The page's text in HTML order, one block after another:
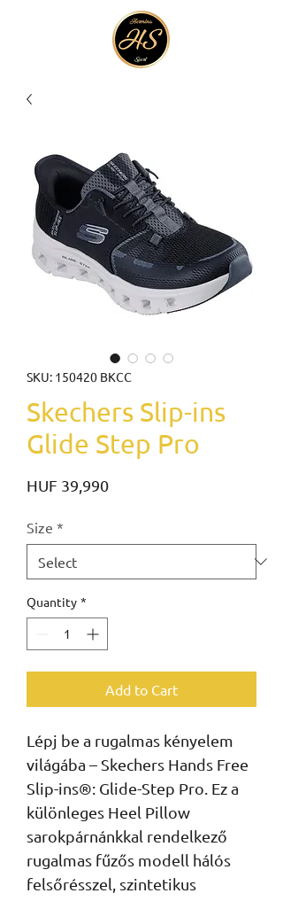
SKU: 150420 BKCC
Skechers Slip-ins
Glide Step Pro
HUF 39,990Price
Size *
Quantity *
Add to Cart
Lépj be a rugalmas kényelem
világába – Skechers Hands Free
Slip-ins®: Glide-Step Pro. Ez a
különleges Heel Pillow
sarokpárnánkkal rendelkező
rugalmas fűzős modell hálós
felsőrésszel, szintetikus